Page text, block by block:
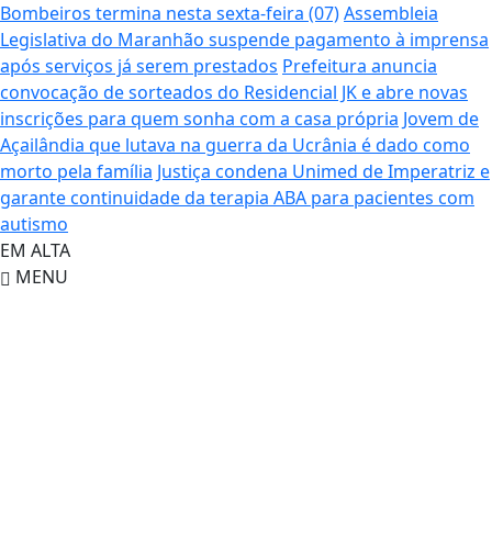
Bombeiros termina nesta sexta-feira (07)Assembleia
Legislativa do Maranhão suspende pagamento à imprensa
após serviços já serem prestados Prefeitura anuncia
convocação de sorteados do Residencial JK e abre novas
inscrições para quem sonha com a casa própria Jovem de
Açailândia que lutava na guerra da Ucrânia é dado como
morto pela família Justiça condena Unimed de Imperatriz e
garante continuidade da terapia ABA para pacientes com
autismo
EM ALTA
MENU